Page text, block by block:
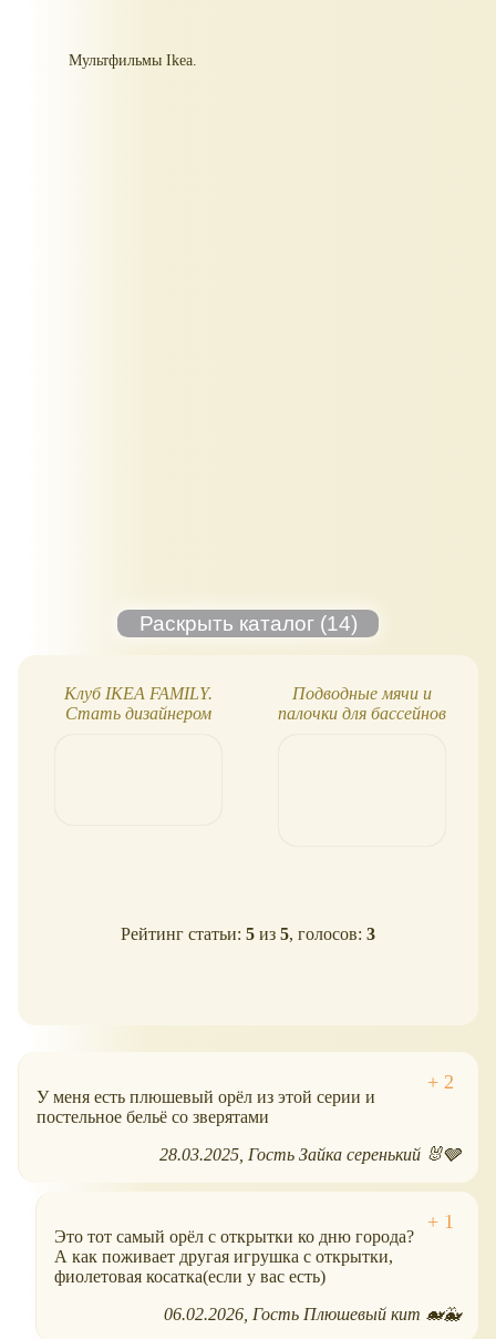
Мультфильмы Ikea.
Клуб IKEA FAMILY.
Стать дизайнером
Подводные мячи и
палочки для бассейнов
Рейтинг статьи: 5 из 5, голосов: 3
У меня есть плюшевый орёл из этой серии и
постельное бельё со зверятами
28.03.2025 Гость Зайка серенький 🐰🩶
Это тот самый орёл с открытки ко дню города?
А как поживает другая игрушка с открытки,
фиолетовая косатка(если у вас есть)
06.02.2026 Гость Плюшевый кит 🐋🐳